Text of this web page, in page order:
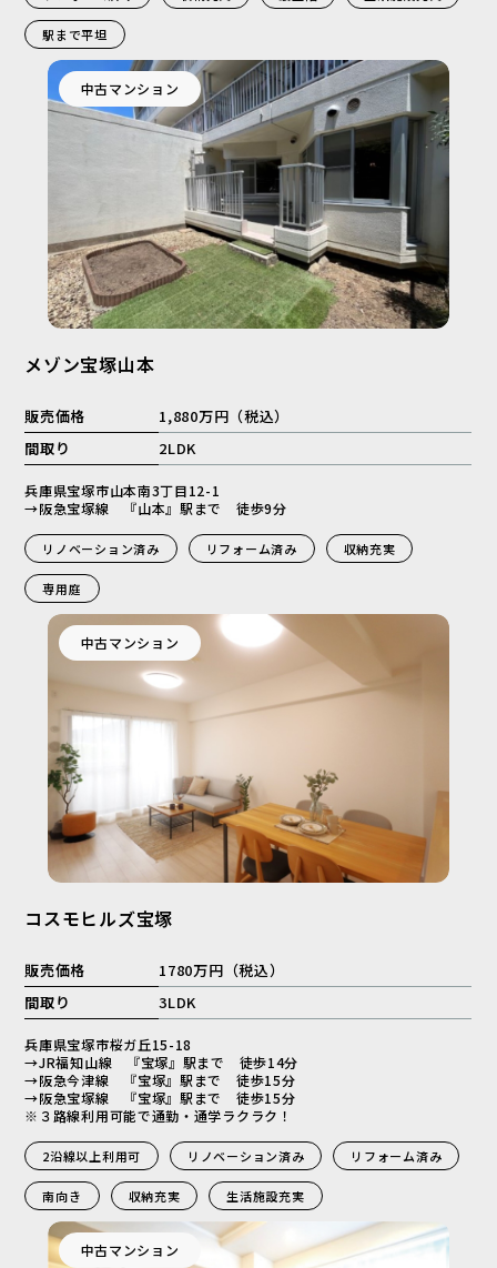
駅まで平坦
中古マンション
メゾン宝塚山本
販売価格
1,880万円（税込）
間取り
2LDK
兵庫県宝塚市山本南3丁目12-1
→阪急宝塚線 『山本』駅まで 徒歩9分
リノベーション済み リフォーム済み 収納充実
専用庭
中古マンション
コスモヒルズ宝塚
販売価格
1780万円（税込）
間取り
3LDK
兵庫県宝塚市桜ガ丘15-18
→JR福知山線 『宝塚』駅まで 徒歩14分
→阪急今津線 『宝塚』駅まで 徒歩15分
→阪急宝塚線 『宝塚』駅まで 徒歩15分
※３路線利用可能で通勤・通学ラクラク！
2沿線以上利用可 リノベーション済み リフォーム済み
南向き 収納充実 生活施設充実
中古マンション